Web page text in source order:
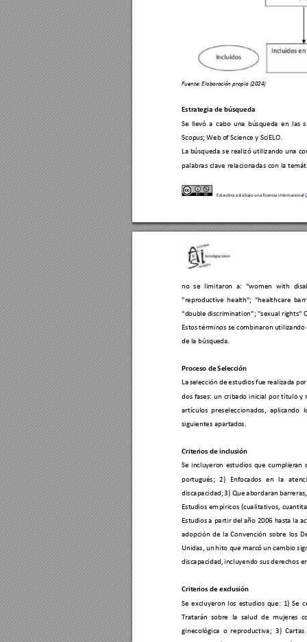
Esta obra está bajo una licencia internacional
Fuente: Elaboración propia (2024)
Estrategia de búsqueda
Se llevó a cabo una búsqueda en las
Scopus; Web of Science y SciELO.
La búsqueda se realizó utilizando una
palabras clave relacionadas con la
no se limitaron a: "women with
"reproductive health"; "healthcare
"double discrimination"; "sexual rights"
Estos términos se combinaron util izando
de la búsqueda.
Proceso de Selección
La selección de estudios fue realizada p
dos fases: un cribado inicial por título y
artículos preseleccionados, aplicando
siguientes apartados.
Criterios de inclusión
Se incluyeron estudios que cumplieran
portugués; 2) Enfocados en la
discapacidad; 3) Que abordaran
Estudios em píricos (cualitativos,
Estudios a partir del año 2006 hasta la
adopción de la Convención sobre los
Unidas, un hito que marcó un cambio
discapacidad, incluyendo sus derechos
Criterios de exclusión
Se excluyeron los estudios que: 1) Se
Tratarán sobre la sal ud de mujeres
ginecológica o reproductiva ; 3) Cartas